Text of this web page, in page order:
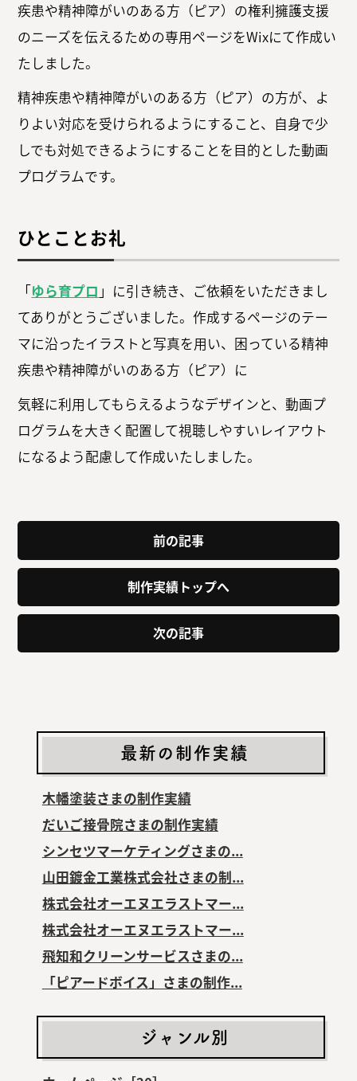
疾患や精神障がいのある方（ピア）の権利擁護支援
のニーズを伝えるための専用ページをWixにて作成い
たしました。
精神疾患や精神障がいのある方（ピア）の方が、よ
りよい対応を受けられるようにすること、自身で少
しでも対処できるようにすることを目的とした動画
プログラムです。
ひとことお礼
「ゆら育プロ 」に引き続き、ご依頼をいただきまし
てありがとうございました。作成するページのテー
マに沿ったイラストと写真を用い、困っている精神
疾患や精神障がいのある方（ピア）に
気軽に利用してもらえるようなデザインと、動画プ
ログラムを大きく配置して視聴しやすいレイアウト
になるよう配慮して作成いたしました。
前の記事
制作実績トップへ
次の記事
最新の制作実績
木幡塗装さまの制作実績
だいご接骨院さまの制作実績
シンセツマーケティングさまの...
山田鍍金工業株式会社さまの制...
株式会社オーエヌエラストマー...
株式会社オーエヌエラストマー...
飛知和クリーンサービスさまの...
「ピアードボイス」さまの制作...
ジャンル別